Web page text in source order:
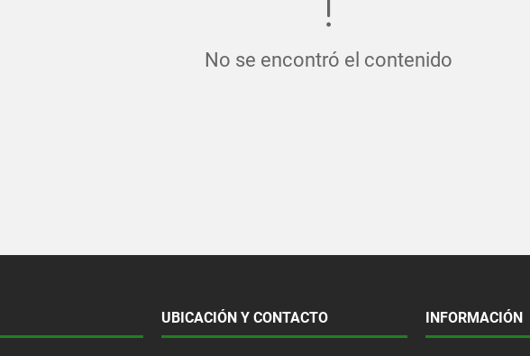
No se encontró el contenido
UBICACIÓN Y CONTACTO INFORMACIÓN